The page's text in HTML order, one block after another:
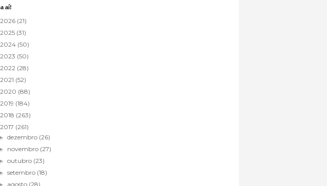
aí!
2026 (21)
2025 (31)
2024 (50)
2023 (50)
2022 (28)
2021 (52)
2020 (88)
2019 (184)
2018 (263)
2017 (261)
dezembro (26)
novembro (27)
outubro (23)
setembro (18)
agosto (28)